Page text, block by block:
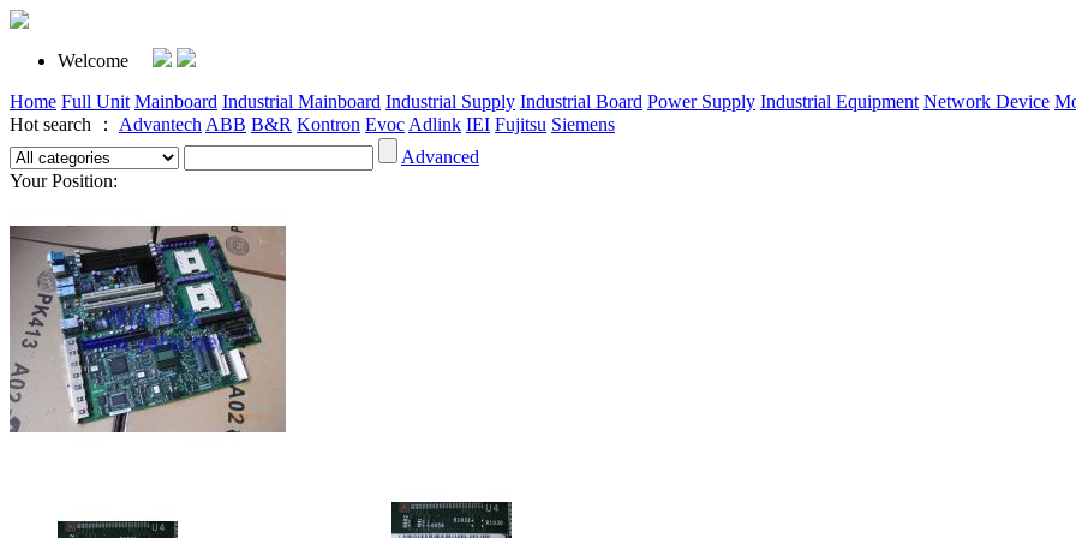
Welcome
Home Full Unit Mainboard Industrial Mainboard Industrial Supply Industrial Board Power Supply Industrial Equipment Network Device
Hot search ： Advantech ABB B&R Kontron Evoc Adlink IEI Fujitsu Siemens
Advanced
Your Position: